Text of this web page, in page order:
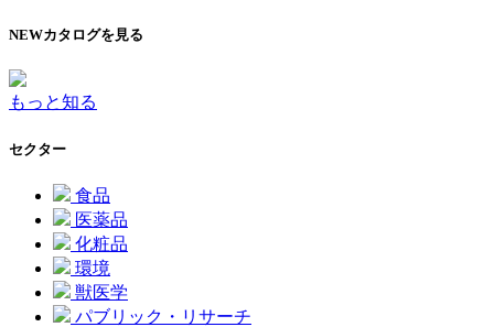
NEWカタログを見る
もっと知る
セクター
食品
医薬品
化粧品
環境
獣医学
パブリック・リサーチ